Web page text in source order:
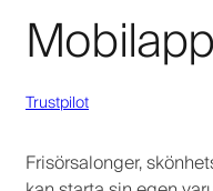
Trustpilot
Frisörsalonger,